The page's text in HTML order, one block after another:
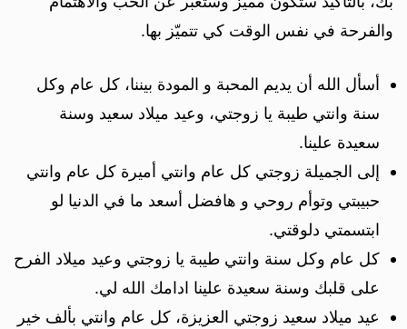
والفرحة في نفس الوقت كي تتميّز بها.
أسأل الله أن يديم المحبة و المودة بيننا، كل عام وكل
سنة وانتي طيبة يا زوجتي، وعيد ميلاد سعيد وسنة
سعيدة علينا.
إلى الجميلة زوجتي كل عام وانتي أميرة كل عام وانتي
حبيبتي وتوأم روحي و هافضل أسعد ما في الدنيا لو
ابتسمتي دلوقتي.
كل عام وكل سنة وانتي طيبة يا زوجتي وعيد ميلاد الفرح
على قلبك وسنة سعيدة علينا ادامك الله لي.
عيد ميلاد سعيد زوجتي العزيزة، كل عام وانتي بألف خير